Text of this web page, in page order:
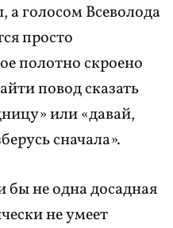
а голосом Всеволода
просто
полотно скроено
повод сказать
или «давай,
сначала».
бы не одна досадная
не умеет